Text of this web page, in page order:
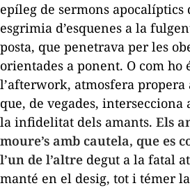
epíleg de sermons apocalíptics
esgrimia d’esquenes a la
posta, que penetrava per les
orientades a ponent. O com ho
l’afterwork, atmosfera propera
que, de vegades,
la infidelitat dels amants. Els
moure’s amb cautela, que es
l’un de l’altre degut a la fatal
manté en el desig, tot i témer